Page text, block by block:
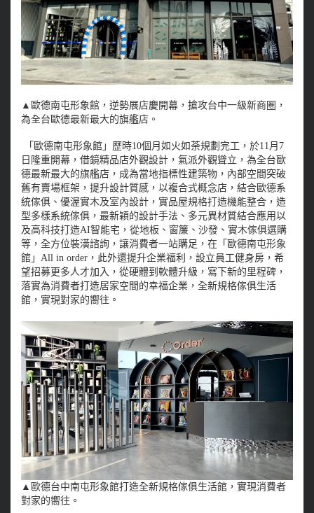
▲歐德南屯形象館，逆勢展店慶開幕，搶攻台中一級新商圈，
為全台歐德最新最大的旗艦店。
「歐德南屯形象館」歷時10個月如火如荼規劃完工，於11月7
日隆重開幕，借鏡精品店外觀設計，氣派外觀聳立，為全台歐
德最新最大的旗艦店，成為當地指標性建築物，內部空間突破
舊有賣場框架，提升設計質感，以複合式概念店，結合歐德系
統傢俱、優渥實木及室內設計，實品屋規格打造機能整合，造
型多樣系統傢俱，最新穎的設計手法、多元異材質結合應用以
及高科技打造AI智能宅，從地板、窗簾、沙發、實木傢俱選購
等，全方位裝潢諮詢，讓消費者一站購足，在「歐德南屯形象
館」All in order，此外還提升企業福利，設立員工健身房，希
望招募更多人才加入，從硬體到軟體升級，寫下新的里程碑，
落實為消費者打造居家空間的幸福企業，全新規格傢俱生活
館，實現對家的嚮往。
▲歐德台中南屯形象館打造全新規格傢俱生活館，實現消費者
對家的嚮往。